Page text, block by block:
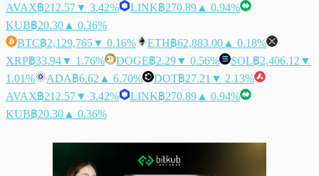
AVAX฿212.57▼ 3.42% LINK฿270.89 ▲ 0.94%
KUB฿20.30 ▲ 0.36%
BTC฿2,129,765▼ 0.16% ETH฿62,883.00 ▲ 0.18%
XRP฿33.94▼ 1.76% DOGE฿2.29▼ 0.56% SOL฿2,406.12 ▼
1.01%
ADA฿6.62 ▲ 6.70% DOT฿27.21 ▼ 2.13%
AVAX฿212.57▼ 3.42% LINK฿270.89 ▲ 0.94%
KUB฿20.30 ▲ 0.36%